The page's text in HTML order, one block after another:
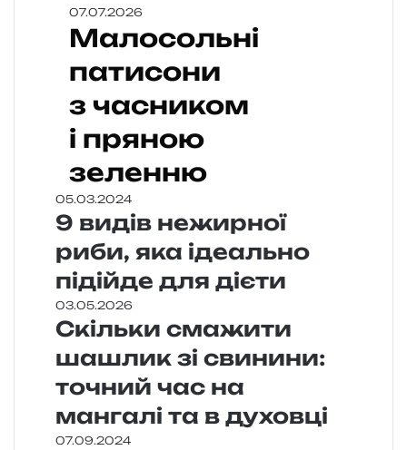
07.07.2026
Малосольні
патисони
з часником
і пряною
зеленню
05.03.2024
9 видів нежирної
риби, яка ідеально
підійде для дієти
03.05.2026
Скільки смажити
шашлик зі свинини:
точний час на
мангалі та в духовці
07.09.2024